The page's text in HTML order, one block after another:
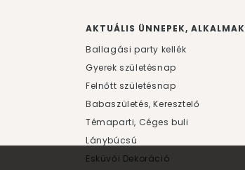
AKTUÁLIS ÜNNEPEK, ALKALMAK
Ballagási party kellék
Gyerek születésnap
Felnőtt születésnap
Babaszületés, Keresztelő
Témaparti, Céges buli
Lánybúcsú
Esküvői Dekoráció